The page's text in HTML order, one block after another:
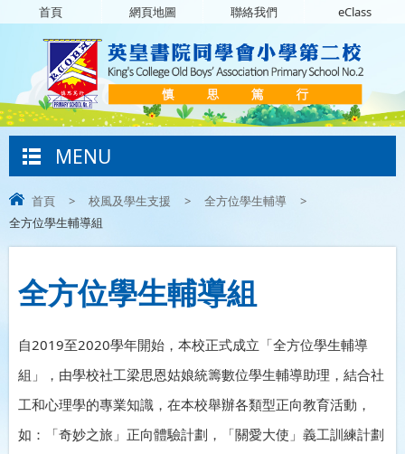
首頁 網頁地圖 聯絡我們 eClass
MENU
首頁 > 校風及學生支援 > 全方位學生輔導
>
全方位學生輔導組
全方位學生輔導組
自2019至2020學年開始，本校正式成立「全方位學生輔導
組」，由學校社工梁思恩姑娘統籌數位學生輔導助理，結合社
工和心理學的專業知識，在本校舉辦各類型正向教育活動，
如：「奇妙之旅」正向體驗計劃，「關愛大使」義工訓練計劃